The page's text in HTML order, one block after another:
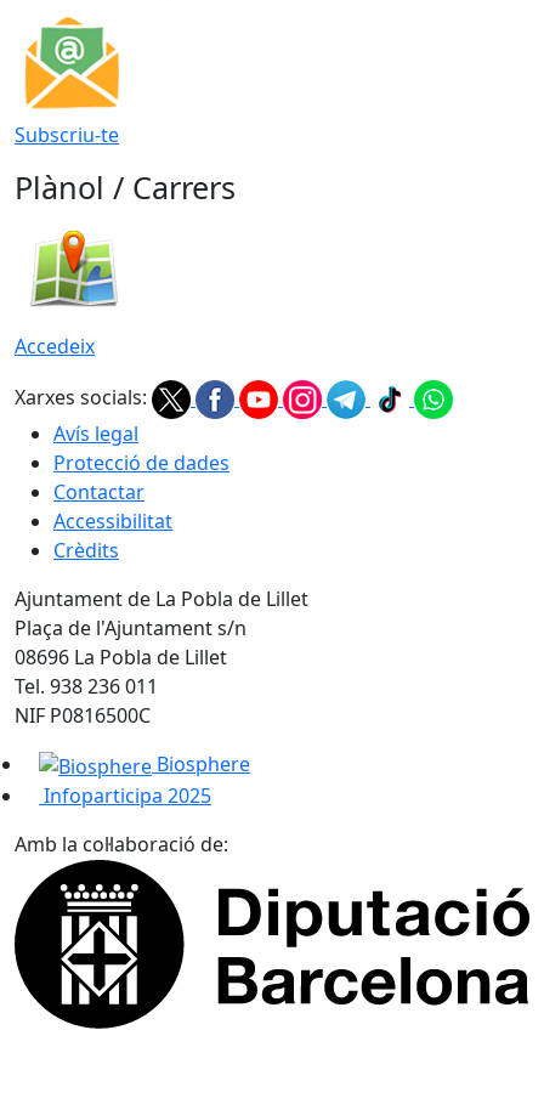
Subscriu-te
Plànol / Carrers
Accedeix
Xarxes socials:
Avís legal
Protecció de dades
Contactar
Accessibilitat
Crèdits
Ajuntament de La Pobla de Lillet
Plaça de l'Ajuntament s/n
08696 La Pobla de Lillet
Tel. 938 236 011
NIF P0816500C
Biosphere
Infoparticipa 2025
Amb la col·laboració de: